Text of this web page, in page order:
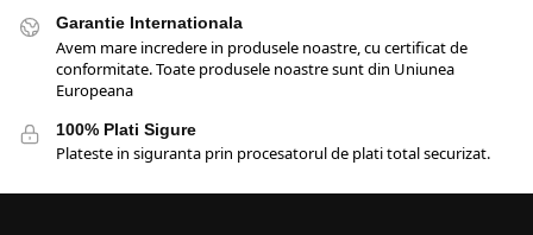
Garantie Internationala
Avem mare incredere in produsele noastre, cu certificat de
conformitate. Toate produsele noastre sunt din Uniunea
Europeana
100% Plati Sigure
Plateste in siguranta prin procesatorul de plati total securizat.